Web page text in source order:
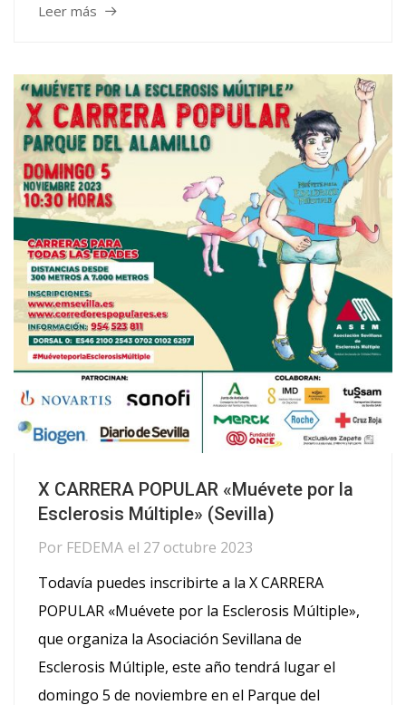
Leer más
X CARRERA POPULAR «Muévete por la
Esclerosis Múltiple» (Sevilla)
Por FEDEMA el 27 octubre 2023
Todavía puedes inscribirte a la X CARRERA
POPULAR «Muévete por la Esclerosis Múltiple»,
que organiza la Asociación Sevillana de
Esclerosis Múltiple, este año tendrá lugar el
domingo 5 de noviembre en el Parque del